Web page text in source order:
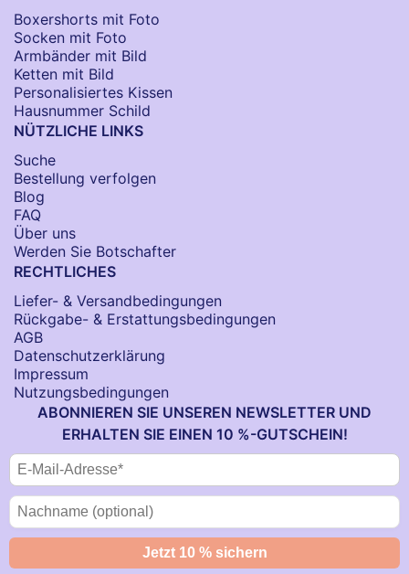
Boxershorts mit Foto
Socken​ mit Foto
Armbänder mit Bild​
Ketten mit Bild
Personalisiertes Kissen
Hausnummer Schild
NÜTZLICHE LINKS
Suche
Bestellung verfolgen
Blog
FAQ
Über uns
Werden Sie Botschafter
RECHTLICHES
Liefer- & Versandbedingungen
Rückgabe- & Erstattungsbedingungen
AGB
Datenschutzerklärung
Impressum
Nutzungsbedingungen
ABONNIEREN SIE UNSEREN NEWSLETTER UND
ERHALTEN SIE EINEN 10 %-GUTSCHEIN!